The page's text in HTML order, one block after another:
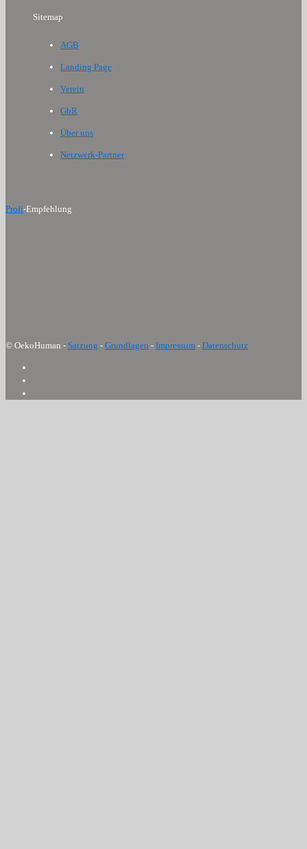
Sitemap
AGB
Landing Page
Verein
GbR
Über uns
Netzwerk-Partner
Profi-Empfehlung
© OekoHuman - Satzung - Grundlagen - Impressum - Datenschutz